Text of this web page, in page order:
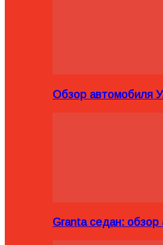
Обзор автомобиля
Granta седан: обзор